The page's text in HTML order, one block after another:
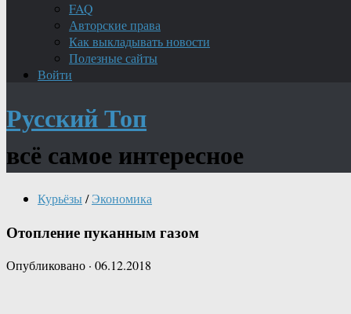
FAQ
Авторские права
Как выкладывать новости
Полезные сайты
Войти
Русский Топ
всё самое интересное
Курьёзы/ Экономика
Отопление пуканным газом
Опубликовано · 06.12.2018